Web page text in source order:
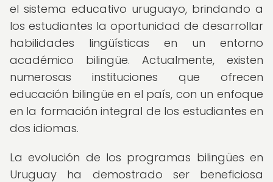
el sistema educativo uruguayo, brindando a
los estudiantes la oportunidad de desarrollar
habilidades lingüísticas en un entorno
académico bilingüe. Actualmente, existen
numerosas instituciones que ofrecen
educación bilingüe en el país, con un enfoque
en la formación integral de los estudiantes en
dos idiomas.
La evolución de los programas bilingües en
Uruguay ha demostrado ser beneficiosa